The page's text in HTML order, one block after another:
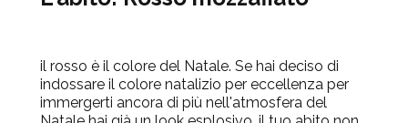
il rosso è il colore del Natale. Se hai deciso di
indossare il colore natalizio per eccellenza per
immergerti ancora di più nell'atmosfera del